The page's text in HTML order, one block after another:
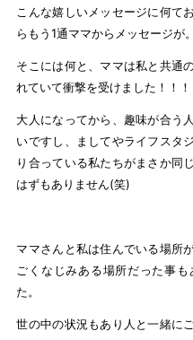
こんな嬉しいメッセージに何て
らもう1通ママからメッセージが。
そこには何と、ママは私と共通
れていて衝撃を受けました！！！
大人になってから、趣味が合う
いですし、ましてやライフスタ
り合っている私たちがまさか同
はずもありません(笑)
ママさんと私は住んでいる場所
ごくなじみある場所だった事
た。
世の中の状況もあり人と一緒に